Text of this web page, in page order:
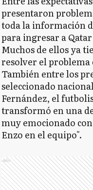
presentaron
toda la información
para ingresar a
Muchos de ellos ya
resolver el problema
También entre los
seleccionado
Fernández, el
transformó en una
muy emocionado
Enzo en el equipo".
Ads